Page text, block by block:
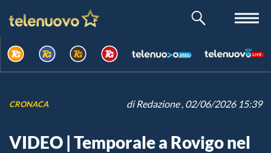
CRONACA diRedazione, 02/06/2026 15:39
VIDEO | Temporale a Rovigo nel